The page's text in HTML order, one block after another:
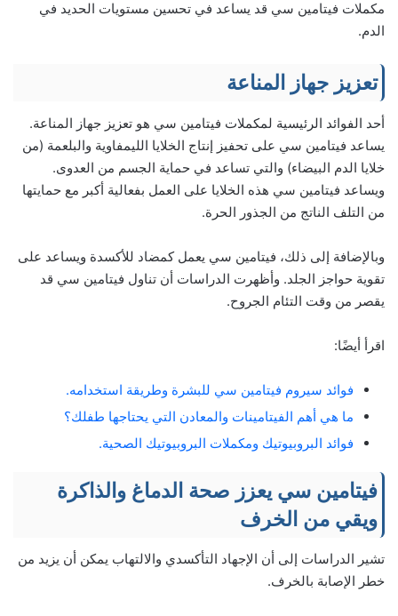
مكملات فيتامين سي قد يساعد في تحسين مستويات الحديد في
الدم.
تعزيز جهاز المناعة
أحد الفوائد الرئيسية لمكملات فيتامين سي هو تعزيز جهاز المناعة.
يساعد فيتامين سي على تحفيز إنتاج الخلايا الليمفاوية والبلعمة (من
خلايا الدم البيضاء) والتي تساعد في حماية الجسم من العدوى.
ويساعد فيتامين سي هذه الخلايا على العمل بفعالية أكبر مع حمايتها
من التلف الناتج من الجذور الحرة.
وبالإضافة إلى ذلك، فيتامين سي يعمل كمضاد للأكسدة ويساعد على
تقوية حواجز الجلد. وأظهرت الدراسات أن تناول فيتامين سي قد
يقصر من وقت التئام الجروح.
اقرأ أيضًا:
فوائد سيروم فيتامين سي للبشرة وطريقة استخدامه.
ما هي أهم الفيتامينات والمعادن التي يحتاجها طفلك؟
فوائد البروبيوتيك ومكملات البروبيوتيك الصحية.
فيتامين سي يعزز صحة الدماغ والذاكرة
ويقي من الخرف
تشير الدراسات إلى أن الإجهاد التأكسدي والالتهاب يمكن أن يزيد من
خطر الإصابة بالخرف.